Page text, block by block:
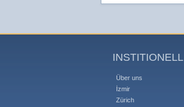
INSTITIONELL
Über uns
İzmir
Zürich